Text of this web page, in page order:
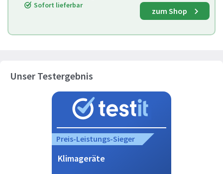
Sofort lieferbar
zum Shop
Unser Testergebnis
Preis-Leistungs-Sieger
Klimageräte